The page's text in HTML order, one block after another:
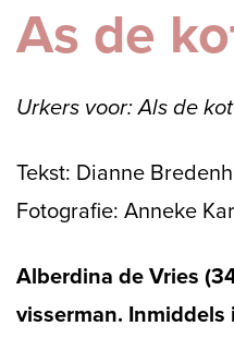
As de
Urkers voor: Als de
Tekst: Dianne
Fotografie: Anneke
Alberdina de Vries
visserman. Inmiddels